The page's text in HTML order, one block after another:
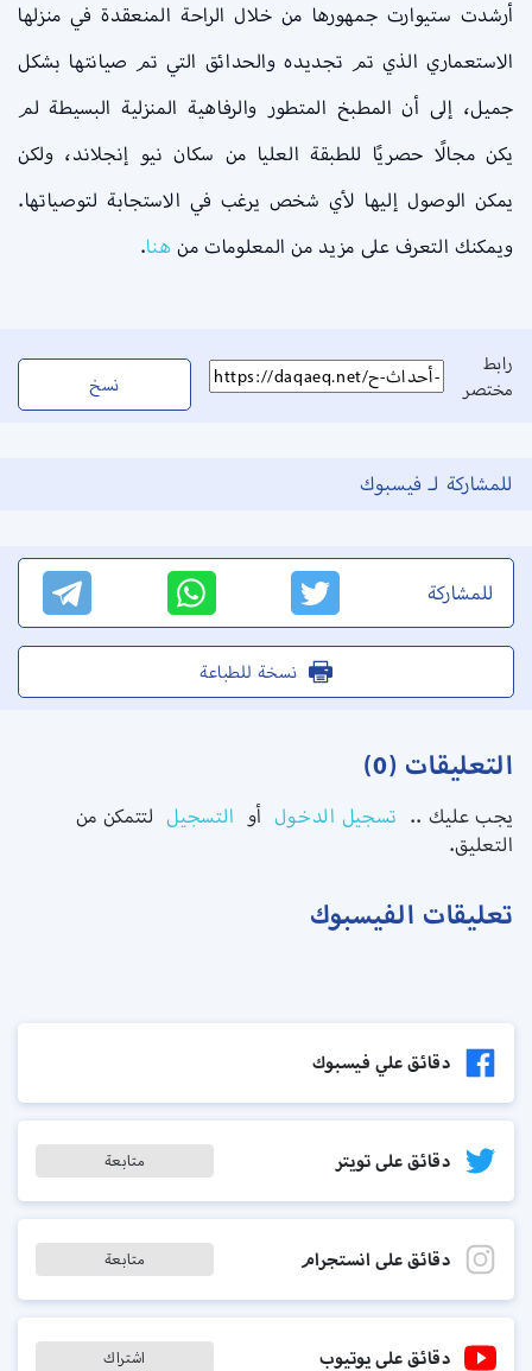
أرشدت ستيوارت جمهورها من خلال الراحة المنعقدة في منزلها
الاستعماري الذي تم تجديده والحدائق التي تم صيانتها بشكل
جميل، إلى أن المطبخ المتطور والرفاهية المنزلية البسيطة لم
يكن مجالًا حصريًا للطبقة العليا من سكان نيو إنجلاند، ولكن
يمكن الوصول إليها لأي شخص يرغب في الاستجابة لتوصياتها.
ويمكنك التعرف على مزيد من المعلومات من هنا.
رابط
مختصر
نسخ
للمشاركة لـ فيسبوك
للمشاركة
نسخة للطباعة
التعليقات (0)
يجب عليك .. تسجيل الدخول أو التسجيل لتتمكن من
التعليق.
تعليقات الفيسبوك
دقائق علي فيسبوك
دقائق على تويتر متابعة
دقائق على انستجرام متابعة
دقائق على يوتيوب اشتراك